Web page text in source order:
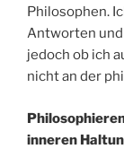
Philosophen.
Antworten und
jedoch ob ich
nicht an der
inneren